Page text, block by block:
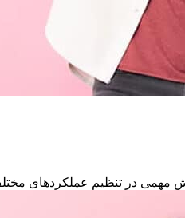
مهمی در تنظیم عملکردهای